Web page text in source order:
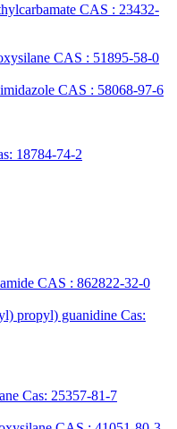
CAS : 23432-
CAS : 51895-58-0
CAS : 58068-97-6
18784-74-2
CAS : 862822-32-0
propyl) guanidine Cas:
Cas: 25357-81-7